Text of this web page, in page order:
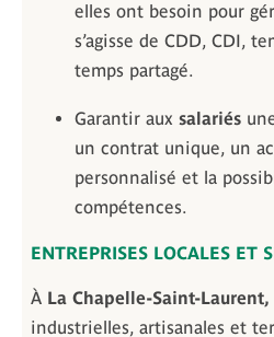
elles ont besoin pour
s’agisse de CDD, CDI,
temps partagé.
Garantir aux salariés
un contrat unique, un
personnalisé et la
compétences.
ENTREPRISES LOCALES ET
À La Chapelle-Saint-Laurent,
industrielles, artisanales et